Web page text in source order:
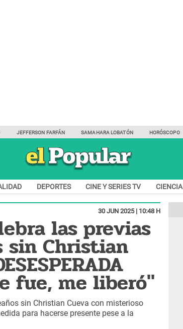
JEFFERSON FARFÁN SAMAHARA LOBATÓN HORÓSCOPO
DEPORTES CINE Y SERIES TV CIENCIA
30 JUN 2025 | 10:48 H
las previas
sin Christian
fue, me liberó"
sin Christian Cueva con misterioso
para hacerse presente pese a la